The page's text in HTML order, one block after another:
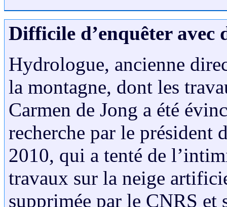
Difficile d’enquêter avec
Hydrologue, ancienne
la montagne, dont les
Carmen de Jong a été
recherche par le président
2010, qui a tenté de
travaux sur la neige
supprimée par le CNRS et